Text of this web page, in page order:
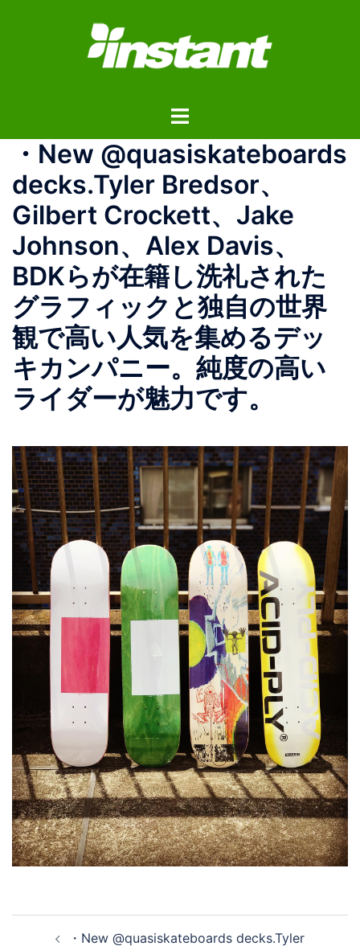
ス
ト
ル
メ
ニ
ュ
・New @quasiskateboards
decks.Tyler Bredsor、
Gilbert Crockett、Jake
Johnson、Alex Davis、
BDKらが在籍し洗礼された
グラフィックと独自の世界
観で高い人気を集めるデッ
キカンパニー。純度の高い
ライダーが魅力です。
・New @quasiskateboards decks.Tyler